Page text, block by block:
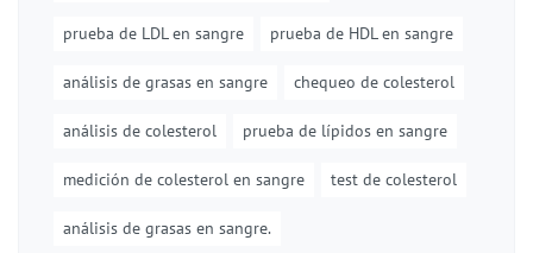
prueba de LDL en sangre prueba de HDL en sangre
análisis de grasas en sangre chequeo de colesterol
análisis de colesterol prueba de lípidos en sangre
medición de colesterol en sangre test de colesterol
análisis de grasas en sangre.